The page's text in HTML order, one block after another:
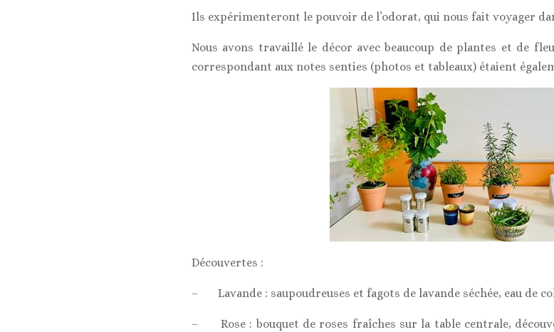
Ils expérimenteront le pouvoir de l’odorat, qui nous fait voyager
Nous avons travaillé le décor avec beaucoup de plantes et de
correspondant aux notes senties (photos et tableaux) étaient
Découvertes :
– Lavande : saupoudreuses et fagots de lavande séchée, eau de
– Rose : bouquet de roses fraîches sur la table centrale,